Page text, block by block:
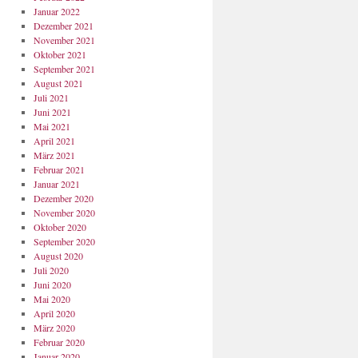
Januar 2022
Dezember 2021
November 2021
Oktober 2021
September 2021
August 2021
Juli 2021
Juni 2021
Mai 2021
April 2021
März 2021
Februar 2021
Januar 2021
Dezember 2020
November 2020
Oktober 2020
September 2020
August 2020
Juli 2020
Juni 2020
Mai 2020
April 2020
März 2020
Februar 2020